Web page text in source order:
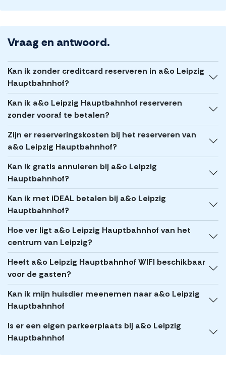
Vraag en antwoord.
Kan ik zonder creditcard reserveren in a&o Leipzig
Hauptbahnhof?
Kan ik a&o Leipzig Hauptbahnhof reserveren
zonder vooraf te betalen?
Zijn er reserveringskosten bij het reserveren van
a&o Leipzig Hauptbahnhof?
Kan ik gratis annuleren bij a&o Leipzig
Hauptbahnhof?
Kan ik met iDEAL betalen bij a&o Leipzig
Hauptbahnhof?
Hoe ver ligt a&o Leipzig Hauptbahnhof van het
centrum van Leipzig?
Heeft a&o Leipzig Hauptbahnhof WIFI beschikbaar
voor de gasten?
Kan ik mijn huisdier meenemen naar a&o Leipzig
Hauptbahnhof
Is er een eigen parkeerplaats bij a&o Leipzig
Hauptbahnhof